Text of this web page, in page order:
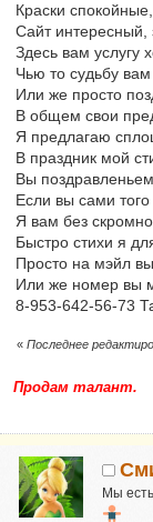
Краски
Сайт
Здесь вам услугу
Чью то судьбу вам
Или же просто
В общем свои
Я предлагаю
В праздник мой
Вы
Если вы сами того
Я вам без
Быстро стихи я
Просто на мэйл
Или же номер вы
8-953-642-56-73
« Последнее
Продам талант.
Мы